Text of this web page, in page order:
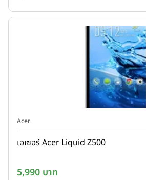
Acer
เอเซอร์ Acer Liquid Z500
5,990 บาท